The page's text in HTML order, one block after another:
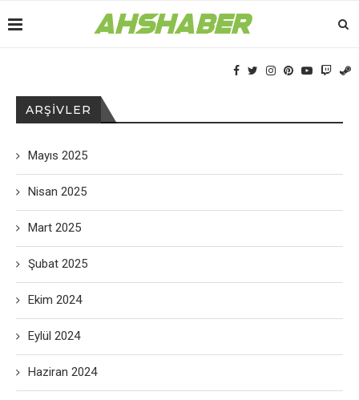
ARŞIVLER
Mayıs 2025
Nisan 2025
Mart 2025
Şubat 2025
Ekim 2024
Eylül 2024
Haziran 2024